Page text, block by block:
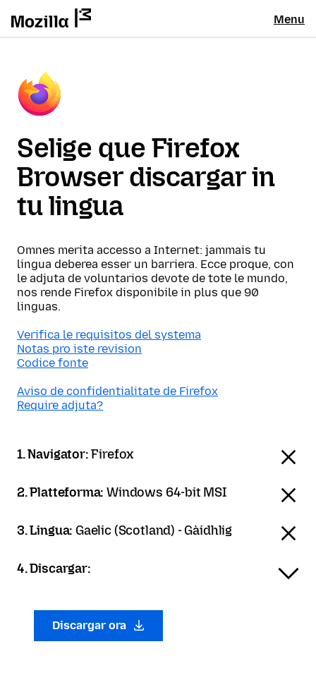
Menu
Selige que Firefox
Browser discargar in
tu lingua
Omnes merita accesso a Internet: jammais tu
lingua deberea esser un barriera. Ecce proque, con
le adjuta de voluntarios devote de tote le mundo,
nos rende Firefox disponibile in plus que 90
linguas.
Verifica le requisitos del systema
Notas pro iste revision
Codice fonte
Aviso de confidentialitate de Firefox
Require adjuta?
1. Navigator:Firefox
2. Platteforma:Windows 64-bit MSI
3. Lingua: Gaelic (Scotland) - Gàidhlig
4. Discargar:
Discargar ora